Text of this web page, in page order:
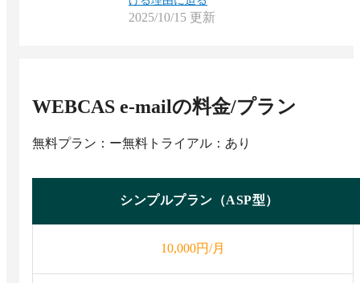
2025/10/15 更新
WEBCAS e-mailの料金/プラン
無料プラン：ー無料トライアル：あり
シンプルプラン（ASP型）
10,000円/月